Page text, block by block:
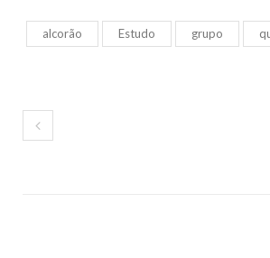
alcorão Estudo grupo